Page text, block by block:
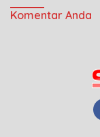
Komentar Anda